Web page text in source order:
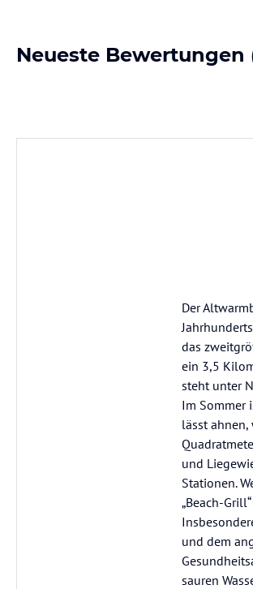
Neueste Bewertungen
Der
das
ein 3,5
steht unter
Im Sommer
lässt
und
Stationen.
„Beach-
und dem
sauren